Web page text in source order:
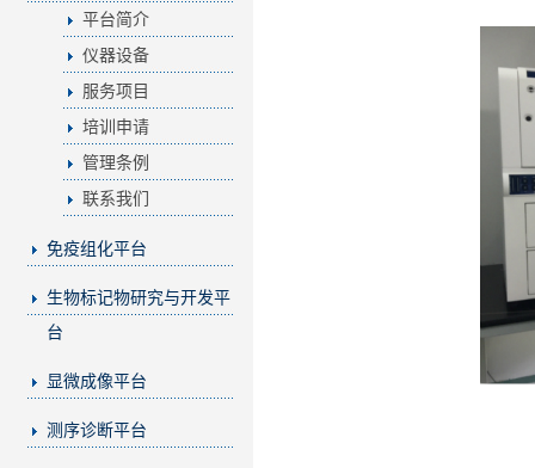
平台简介
仪器设备
服务项目
培训申请
管理条例
联系我们
免疫组化平台
生物标记物研究与开发平
台
显微成像平台
测序诊断平台